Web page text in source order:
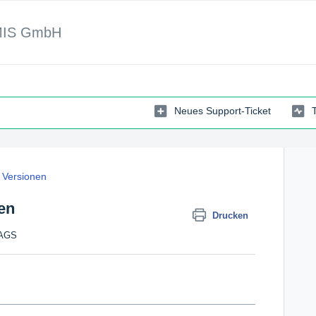
GmbH
Neues Support-Ticket
Versionen
Drucken